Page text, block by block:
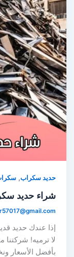
حديد سكراب,
شراء حديد
إذا عندك حديد
لا ترميه!
بأفضل الأسعار